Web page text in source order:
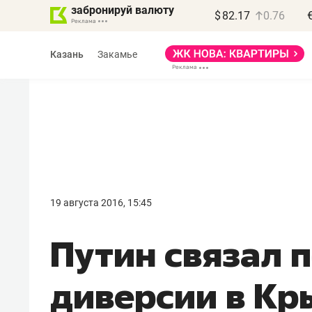
забронируй валюту $ 82.17 0.76
Казань Закамье
19 августа 2016, 15:45
Путин связал
диверсии в
правил, бизнес может
потерять минимум